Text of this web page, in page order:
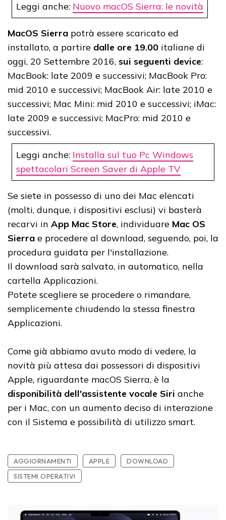
Leggi anche: Nuovo macOS Sierra: le novità
MacOS Sierra potrà essere scaricato ed
installato, a partire dalle ore 19.00 italiane di
oggi, 20 Settembre 2016, sui seguenti device:
MacBook: late 2009 e successivi; MacBook Pro:
mid 2010 e successivi; MacBook Air: late 2010 e
successivi; Mac Mini: mid 2010 e successivi; iMac:
late 2009 e successivi; MacPro: mid 2010 e
successivi.
Leggi anche: Installa sul tuo Pc Windows
spettacolari Screen Saver di Apple TV
Se siete in possesso di uno dei Mac elencati
(molti, dunque, i dispositivi esclusi) vi basterà
recarvi in App Mac Store, individuare Mac OS
Sierra e procedere al download, seguendo, poi, la
procedura guidata per l'installazione.
Il download sarà salvato, in automatico, nella
cartella Applicazioni.
Potete scegliere se procedere o rimandare,
semplicemente chiudendo la stessa finestra
Applicazioni.
Come già abbiamo avuto modo di vedere, la
novità più attesa dai possessori di dispositivi
Apple, riguardante macOS Sierra, è la
disponibilità dell'assistente vocale Siri anche
per i Mac, con un aumento deciso di interazione
con il Sistema e possibilità di utilizzo smart.
AGGIORNAMENTI APPLE
DOWNLOAD
SISTEMI OPERATIVI